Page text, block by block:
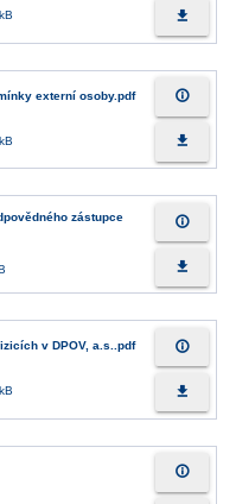
file_download
externí osoby.pdf info_outline
file_download
zástupce
info_outline
file_download
v DPOV, a.s..pdf info_outline
file_download
info_outline